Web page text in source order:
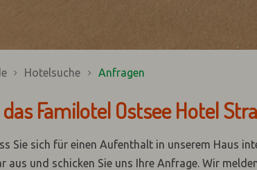
Hotelsuche Anfragen
Familotel Ostsee Hotel
Sie sich für einen Aufenthalt in unserem Haus
aus und schicken Sie uns Ihre Anfrage. Wir